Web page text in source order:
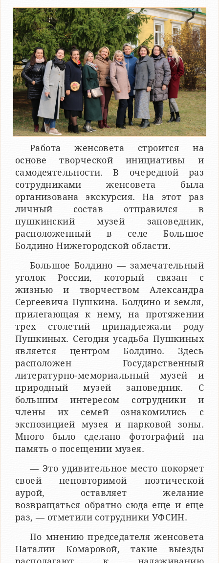
Работа женсовета строится на
основе творческой инициативы и
самодеятельности. В очередной раз
сотрудниками женсовета была
организована экскурсия. На этот раз
личный состав отправился в
пушкинский музей заповедник,
расположенный в селе Большое
Болдино Нижегородской области.
Большое Болдино — замечательный
уголок России, который связан с
жизнью и творчеством Александра
Сергеевича Пушкина. Болдино и земля,
прилегающая к нему, на протяжении
трех столетий принадлежали роду
Пушкиных. Сегодня усадьба Пушкиных
является центром Болдино. Здесь
расположен Государственный
литературно-мемориальный музей и
природный музей заповедник. С
большим интересом сотрудники и
члены их семей ознакомились с
экспозицией музея и парковой зоны.
Много было сделано фотографий на
память о посещении музея.
— Это удивительное место покоряет
своей неповторимой поэтической
аурой, оставляет желание
возвращаться обратно сюда еще и еще
раз, — отметили сотрудники УФСИН.
По мнению председателя женсовета
Наталии Комаровой, такие выезды